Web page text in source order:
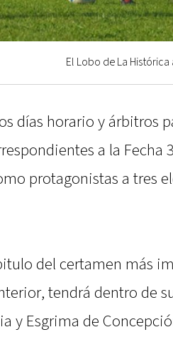
El Lobo de La
días horario y árbitros
a la Fecha
protagonistas a tres
del certamen más
tendrá dentro de
y Esgrima de